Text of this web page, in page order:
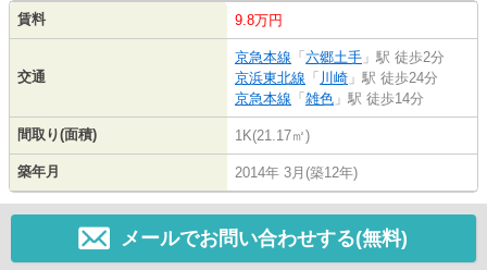
賃料 9.8万円
交通
京急本線 「 六郷土手 」駅 徒歩2分
京浜東北線 「 川崎 」駅 徒歩24分
京急本線 「 雑色 」駅 徒歩14分
間取り(面積) 1K(21.17㎡)
築年月 2014年 3月(築12年)
メールでお問い合わせする(無料)